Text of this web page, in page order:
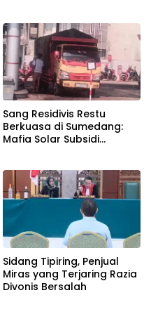
Sang Residivis Restu
Berkuasa di Sumedang:
Mafia Solar Subsidi
Bungkam
Sidang Tipiring, Penjual
Miras yang Terjaring Razia
Divonis Bersalah